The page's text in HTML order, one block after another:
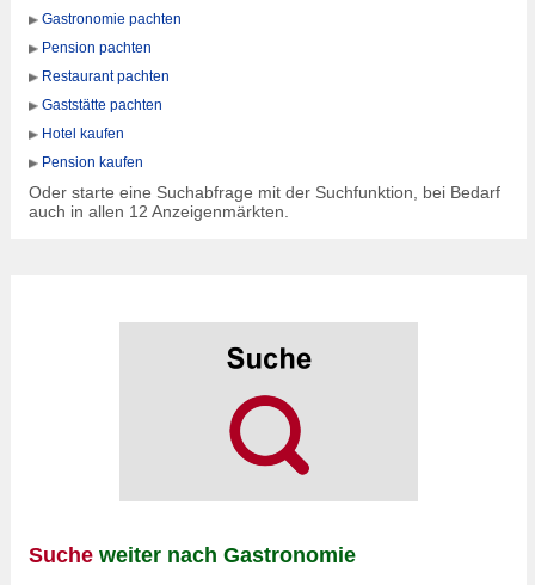
Gastronomie pachten
Pension pachten
Restaurant pachten
Gaststätte pachten
Hotel kaufen
Pension kaufen
Oder starte eine Suchabfrage mit der Suchfunktion, bei Bedarf
auch in allen 12 Anzeigenmärkten.
Suche weiter nach Gastronomie